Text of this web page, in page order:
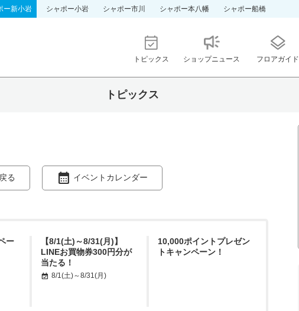
ー新小岩 シャポー小岩 シャポー市川 シャポー本八幡 シャポー船橋
トピックス ショップニュース フロアガイド
トピックス
る イベントカレンダー
ー
【8/1(土)～8/31(月)】
LINEお買物券300円分が
当たる！
8/1(土)～8/31(月)
10,000ポイントプレゼン
トキャンペーン！